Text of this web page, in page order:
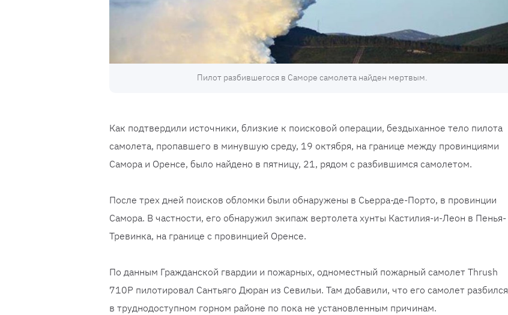
Пилот разбившегося в Саморе самолета найден мертвым.
Как подтвердили источники, близкие к поисковой операции, бездыханное тело пилота
самолета, пропавшего в минувшую среду, 19 октября, на границе между провинциями
Самора и Оренсе, было найдено в пятницу, 21, рядом с разбившимся самолетом.
После трех дней поисков обломки были обнаружены в Сьерра-де-Порто, в провинции
Самора. В частности, его обнаружил экипаж вертолета хунты Кастилия-и-Леон в Пенья-
Тревинка, на границе с провинцией Оренсе.
По данным Гражданской гвардии и пожарных, одноместный пожарный самолет Thrush
710P пилотировал Сантьяго Дюран из Севильи. Там добавили, что его самолет разбился
в труднодоступном горном районе по пока не установленным причинам.